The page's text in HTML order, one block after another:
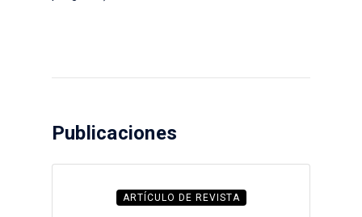
Publicaciones
ARTÍCULO DE REVISTA